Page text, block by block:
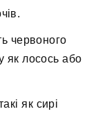
червоного
як лосось або
як сирі